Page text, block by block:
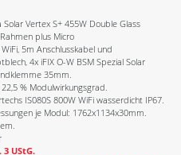
Vertex S+ 455W Double Glass
plus Micro
5m Anschlusskabel und
4x iFIX O-W BSM Spezial Solar
35mm.
% Modulwirkungsgrad.
IS080S 800W WiFi wasserdicht IP67.
je Modul: 1762x1134x30mm.
UStG.